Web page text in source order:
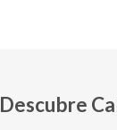
Descubre